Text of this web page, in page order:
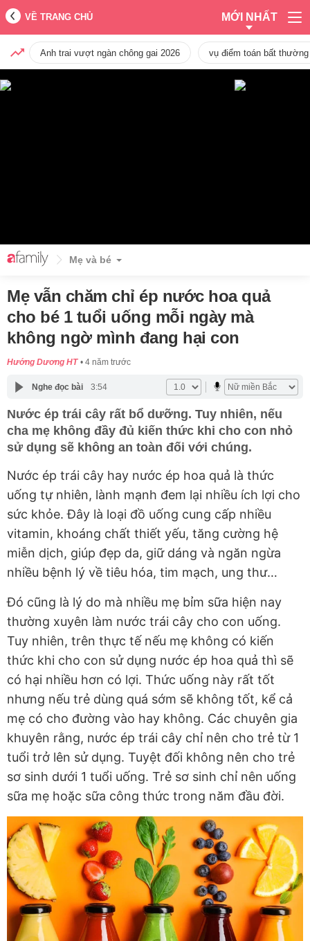
VỀ TRANG CHỦ MỚI NHẤT
Anh trai vượt ngàn chông gai 2026 vụ điểm toán bất
Mẹ và bé
Mẹ vẫn chăm chỉ ép nước hoa quả
cho bé 1 tuổi uống mỗi ngày mà
không ngờ mình đang hại con
Hướng Dương HT 4 năm trước
Nghe đọc bài 3:54
Nước ép trái cây rất bổ dưỡng. Tuy nhiên, nếu
cha mẹ không đầy đủ kiến thức khi cho con nhỏ
sử dụng sẽ không an toàn đối với chúng.
Nước ép trái cây hay nước ép hoa quả là thức
uống tự nhiên, lành mạnh đem lại nhiều ích lợi cho
sức khỏe. Đây là loại đồ uống cung cấp nhiều
vitamin, khoáng chất thiết yếu, tăng cường hệ
miễn dịch, giúp đẹp da, giữ dáng và ngăn ngừa
nhiều bệnh lý về tiêu hóa, tim mạch, ung thư…
Đó cũng là lý do mà nhiều mẹ bỉm sữa hiện nay
thường xuyên làm nước trái cây cho con uống.
Tuy nhiên, trên thực tế nếu mẹ không có kiến
thức khi cho con sử dụng nước ép hoa quả thì sẽ
có hại nhiều hơn có lợi. Thức uống này rất tốt
nhưng nếu trẻ dùng quá sớm sẽ không tốt, kể cả
mẹ có cho đường vào hay không. Các chuyên gia
khuyên rằng, nước ép trái cây chỉ nên cho trẻ từ 1
tuổi trở lên sử dụng. Tuyệt đối không nên cho trẻ
sơ sinh dưới 1 tuổi uống. Trẻ sơ sinh chỉ nên uống
sữa mẹ hoặc sữa công thức trong năm đầu đời.